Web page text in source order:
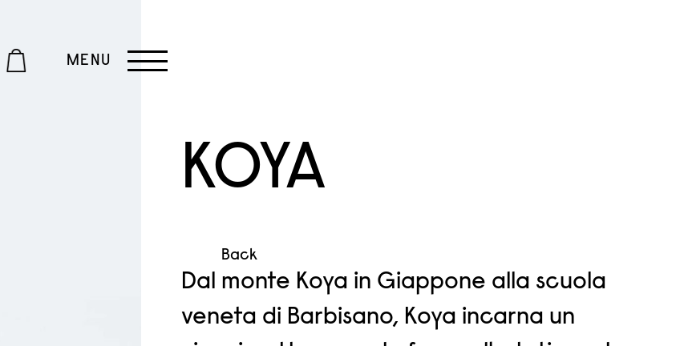
MENU
Back
KOYA
Dal monte Koya in Giappone alla scuola
veneta di Barbisano, Koya incarna un